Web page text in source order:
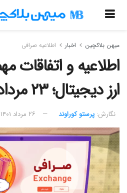
میهن بلاکچین اخبار اطلاعیه صرافی
اطلاعیه و اتفاقات
ارز دیجیتال؛ ۲۳ مرداد ۱۴۰۱
نگارش:‌ پرستو کوراوند ۲۶ مرداد ۱۴۰۱ - ۱۶:۱۳